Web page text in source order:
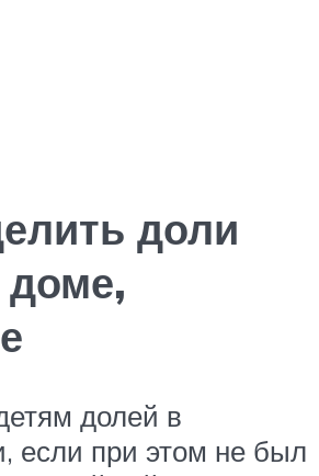
доли
долей в
если при этом не был